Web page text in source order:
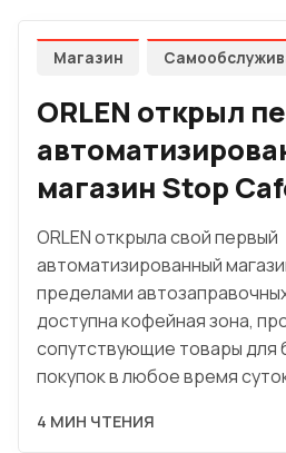
Магазин
ORLEN открыл
магазин Stop
ORLEN открыла свой первый
автоматизированный
пределами
доступна кофейная зона,
сопутствующие товары для
покупок в любое время
4 МИН ЧТЕНИЯ